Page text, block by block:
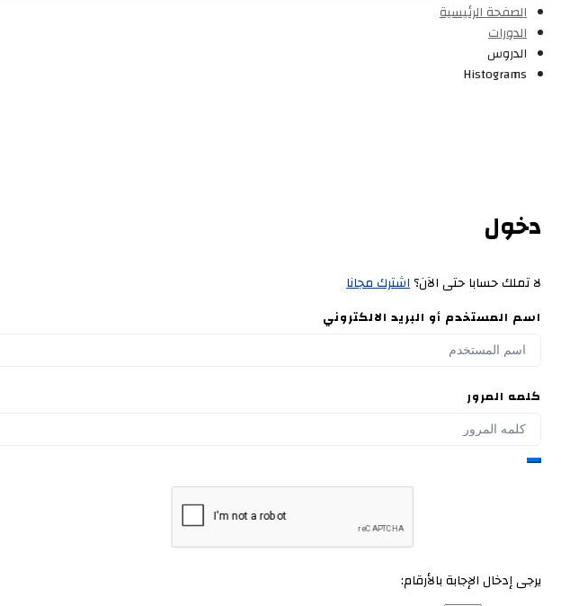
الصفحة الرئيسية
الدورات
الدروس
Histograms
دخول
لا تملك حسابا حتى الآن؟اشترك مجانا
اسم المستخدم أو البريد الالكتروني
كلمه المرور
يرجى إدخال الإجابة بالأرقام: